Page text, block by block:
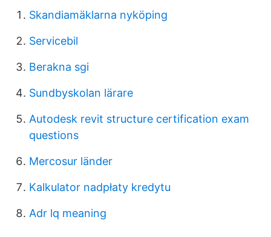
Skandiamäklarna nyköping
Servicebil
Berakna sgi
Sundbyskolan lärare
Autodesk revit structure certification exam
questions
Mercosur länder
Kalkulator nadpłaty kredytu
Adr lq meaning